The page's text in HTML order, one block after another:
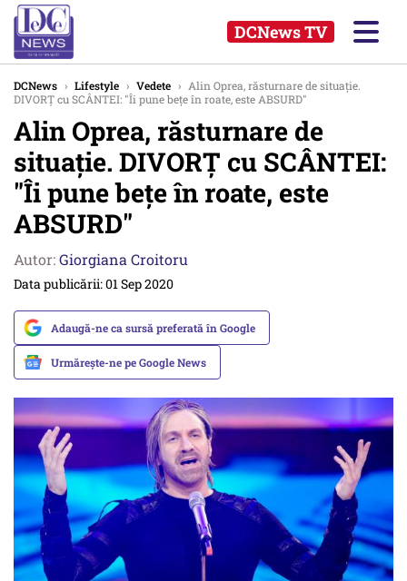
DCNews TV
DCNews › Lifestyle › Vedete › Alin Oprea, răsturnare de situație.
DIVORȚ cu SCÂNTEI: "Îi pune bețe în roate, este ABSURD"
Alin Oprea, răsturnare de
situație. DIVORȚ cu SCÂNTEI:
"Îi pune bețe în roate, este
ABSURD"
Autor:Giorgiana Croitoru
Data publicării: 01 Sep 2020
Adaugă-ne ca sursă preferată în Google
Urmărește-ne pe Google News